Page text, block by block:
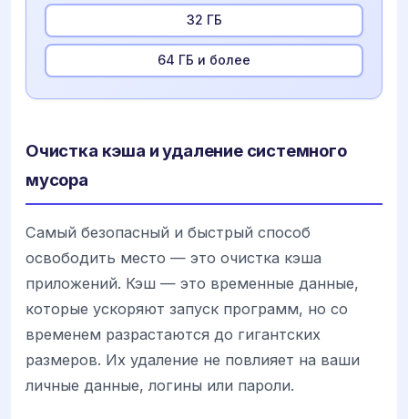
32 ГБ
64 ГБ и более
Очистка кэша и удаление системного
мусора
Самый безопасный и быстрый способ
освободить место — это очистка кэша
приложений. Кэш — это временные данные,
которые ускоряют запуск программ, но со
временем разрастаются до гигантских
размеров. Их удаление не повлияет на ваши
личные данные, логины или пароли.